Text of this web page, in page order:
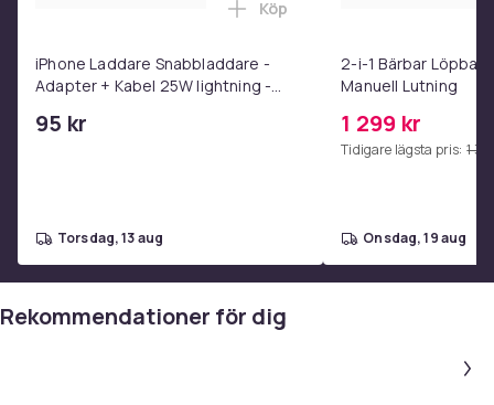
iPhone Laddare Snabbladdare -
Adapter + Kabel 25W lightning -
95 kr
Lägg till iPhone Laddare
Köp
torsdag, 13 aug
2-i-1 Bärbar
Manuell Lutning
1 299 kr
Tidigare lägsta pris: 1
onsdag, 19 aug
Rekommendationer för dig